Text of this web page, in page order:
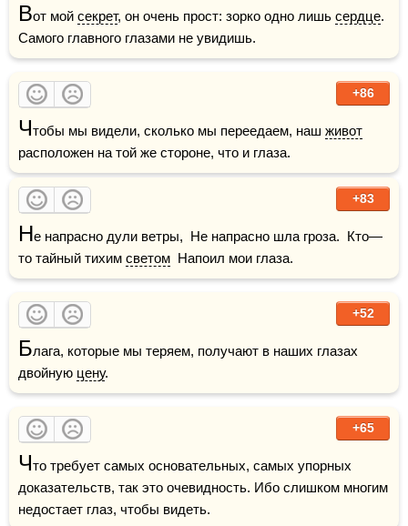
Вот мой секрет, он очень прост: зорко одно лишь сердце.
Самого главного глазами не увидишь.
+86
Чтобы мы видели, сколько мы переедаем, наш живот
расположен на той же стороне, что и глаза.
+83
Не напрасно дули ветры,  Не напрасно шла гроза.  Кто—
то тайный тихим светом
  Напоил мои глаза.
+52
Блага, которые мы теряем, получают в наших глазах
двойную цену.
+65
Что требует самых основательных, самых упорных
доказательств, так это очевидность. Ибо слишком многим
недостает глаз, чтобы видеть.